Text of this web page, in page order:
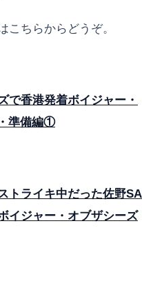
こちらからどうぞ。
で香港発着ボイジャー・
準備編①
トライキ中だった佐野SA
イジャー・オブザシーズ